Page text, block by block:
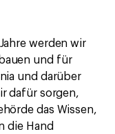
werden wir
und für
und darüber
dafür sorgen,
das Wissen,
die Hand